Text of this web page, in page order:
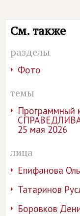
См. также
разделы
Фото
темы
Программный
25 мая 2026
лица
Епифанова
Татаринов
Боровков